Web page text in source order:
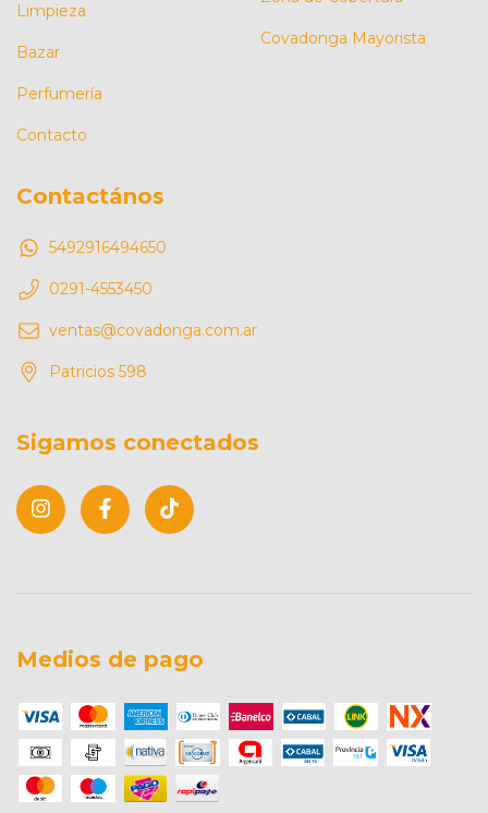
Limpieza
Bazar
Perfumería
Contacto
Covadonga Mayorista
Contactános
5492916494650
0291-4553450
ventas@covadonga.com.ar
Patricios 598
Sigamos conectados
Medios de pago